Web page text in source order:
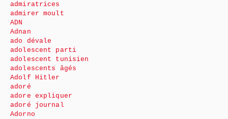
admiratrices
admirer moult
ADN
Adnan
ado dévale
adolescent parti
adolescent tunisien
adolescents âgés
Adolf Hitler
adoré
adore expliquer
adoré journal
Adorno